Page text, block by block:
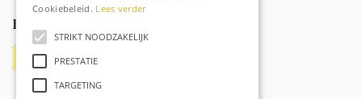
Betaalmethoden
Cookiebeleid. Lees verder
STRIKT NOODZAKELIJK
PRESTATIE
TARGETING